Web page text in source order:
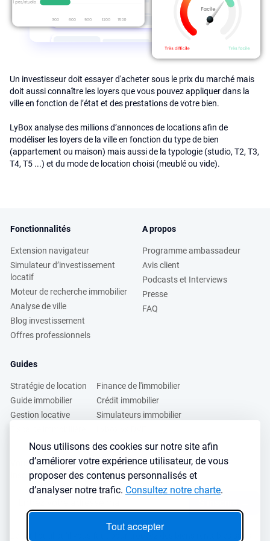
Nous utilisons des cookies sur notre site afin
d’améliorer votre expérience utilisateur, de vous
proposer des contenus personnalisés et
d’analyser notre trafic. Consultez notre charte.
Tout accepter
Un investisseur doit essayer d'acheter sous le prix du marché mais
doit aussi connaître les loyers que vous pouvez appliquer dans la
ville en fonction de l’état et des prestations de votre bien.
LyBox analyse des millions d’annonces de locations afin de
modéliser les loyers de la ville en fonction du type de bien
(appartement ou maison) mais aussi de la typologie (studio, T2, T3,
T4, T5 ...) et du mode de location choisi (meublé ou vide).
Fonctionnalités
Extension navigateur
Simulateur d’investissement
locatif
Moteur de recherche immobilier
Analyse de ville
Blog investissement
Offres professionnels
A propos
Programme ambassadeur
Avis client
Podcasts et Interviews
Presse
FAQ
Guides
Stratégie de location
Guide immobilier
Gestion locative
Finance de l'immobilier
Crédit immobilier
Simulateurs immobilier
Vous voulez apprendre à investir dans l’immobilier ?
Inscrivez vous à notre newsletter gratuite :